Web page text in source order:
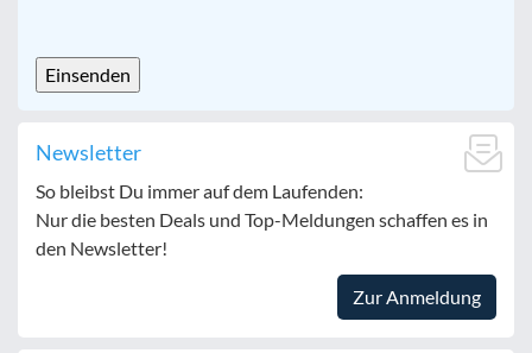
Newsletter
So bleibst Du immer auf dem Laufenden:
Nur die besten Deals und Top-Meldungen schaffen es in
den Newsletter!
Zur Anmeldung